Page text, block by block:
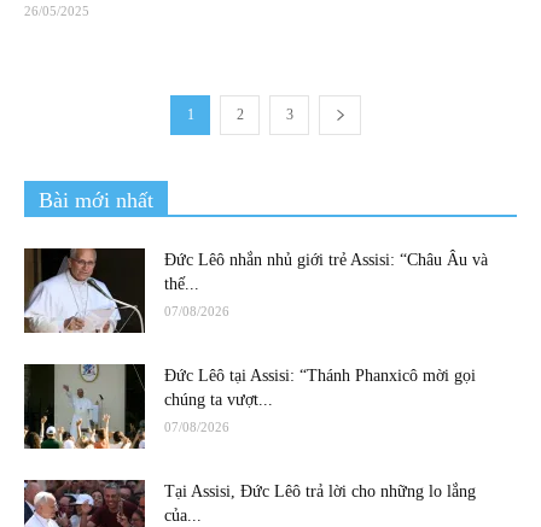
26/05/2025
1 2 3
Bài mới nhất
Đức Lêô nhắn nhủ giới trẻ Assisi: “Châu Âu và
thế...
07/08/2026
Đức Lêô tại Assisi: “Thánh Phanxicô mời gọi
chúng ta vượt...
07/08/2026
Tại Assisi, Đức Lêô trả lời cho những lo lắng
của...